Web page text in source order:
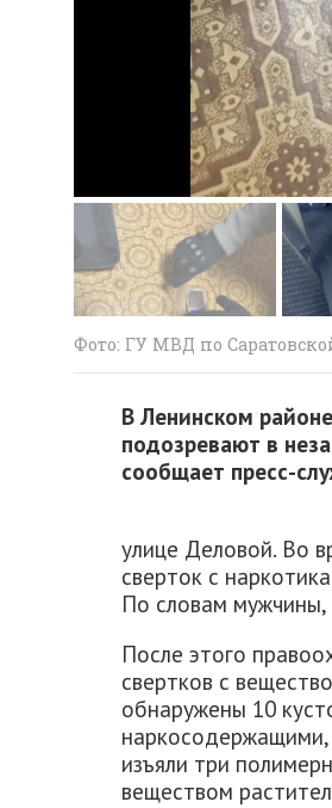
Фото: ГУ МВД по
В Ленинском
подозревают в
сообщает пресс-
улице Деловой. Во
сверток с
По словам мужчины,
После этого
свертков с
обнаружены 10
наркосодержащими,
изъяли три
веществом